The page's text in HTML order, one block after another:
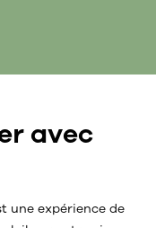
avec
une expérience de